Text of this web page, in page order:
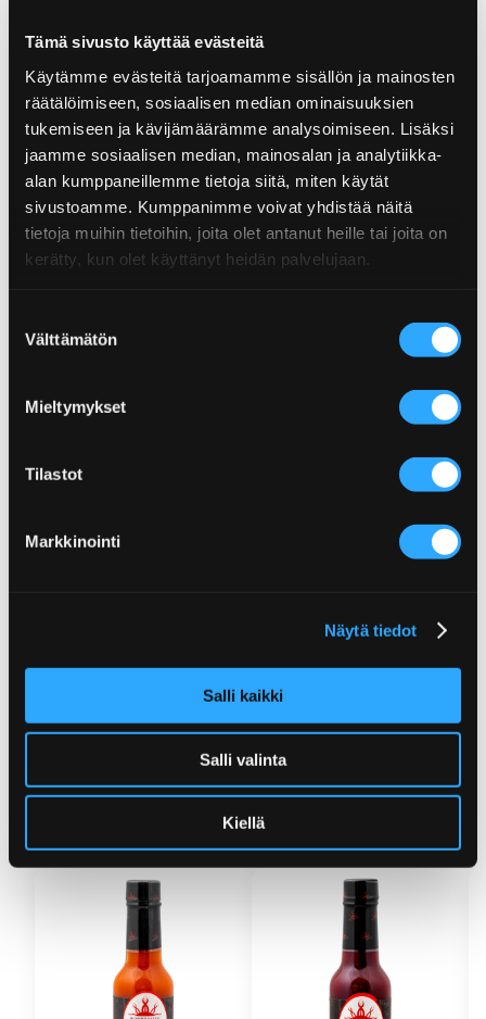
Tämä sivusto käyttää evästeitä
Käytämme evästeitä tarjoamamme sisällön ja mainosten
räätälöimiseen, sosiaalisen median ominaisuuksien
tukemiseen ja kävijämäärämme analysoimiseen. Lisäksi
jaamme sosiaalisen median, mainosalan ja analytiikka-
alan kumppaneillemme tietoja siitä, miten käytät
sivustoamme. Kumppanimme voivat yhdistää näitä
tietoja muihin tietoihin, joita olet antanut heille tai joita on
kerätty, kun olet käyttänyt heidän palvelujaan.
valinta
Välttämätön
Mieltymykset
Tilastot
Markkinointi
Näytä tiedot
Salli kaikki
Salli valinta
Kiellä
hapettumisenestoaine (askorbiinihappo).
Ravintosisältö
Ravintosisältö
100 g
Energiaa
433 Kj / 103 kcal
Rasvaa
0 g
Hiilihydraatteja
Proteiinia
Tuotteen tiedot
Koko: 150 ml
Tulisuus: 1/10
tuotetta.
Lisää Chilikastikkeet-
kategoriasta